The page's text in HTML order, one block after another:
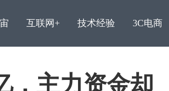
互联网+ 技术经验 3C电商
，主力资金却